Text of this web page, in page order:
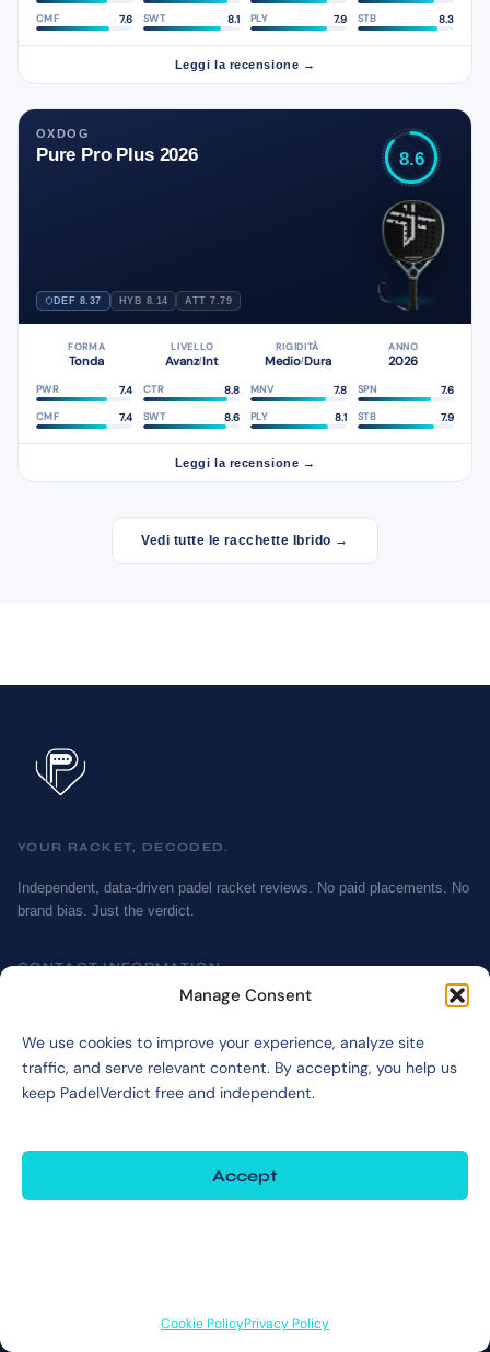
Manage Consent
We use cookies to improve your experience, analyze site
traffic, and serve relevant content. By accepting, you help us
keep PadelVerdict free and independent.
Accept
Cookie PolicyPrivacy Policy
CMF 7.6 SWT 8.1 PLY 7.9 STB 8.3
Leggi la recensione →
OXDOG
Pure Pro Plus 2026
DEF 8.37 HYB 8.14 ATT 7.79
8.6
FORMA
Tonda
LIVELLO
Avanz/Int
RIGIDITÀ
Medio/Dura
ANNO
2026
PWR 7.4 CTR 8.8 MNV 7.8 SPN 7.6
CMF 7.4 SWT 8.6 PLY 8.1 STB 7.9
Leggi la recensione →
Vedi tutte le racchette Ibrido →
YOUR RACKET, DECODED.
Independent, data-driven padel racket reviews. No paid placements. No
brand bias. Just the verdict.
CONTACT INFORMATION
info@padelverdict.com
Collabs:partners@padelverdict.com
JOIN US